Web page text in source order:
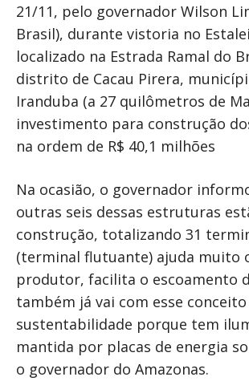
21/11, pelo governador Wilson
Brasil), durante vistoria no
localizado na Estrada Ramal do
distrito de Cacau Pirera,
Iranduba (a 27 quilômetros de
investimento para construção
na ordem de R$ 40,1 milhões
Na ocasião, o governador
outras seis dessas estruturas
construção, totalizando 31
(terminal flutuante) ajuda muito
produtor, facilita o escoamento
também já vai com esse conceito
sustentabilidade porque tem
mantida por placas de energia
o governador do Amazonas.